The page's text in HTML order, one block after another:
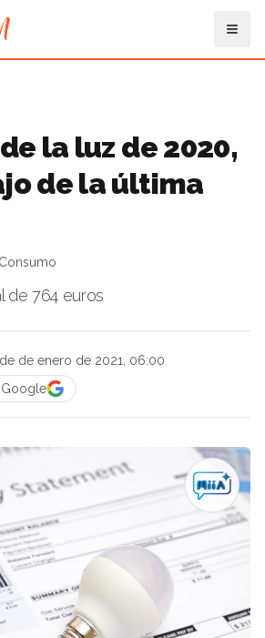
la luz de 2020,
de la última
Consumo
de 764 euros
de enero de 2021, 06:00
Google